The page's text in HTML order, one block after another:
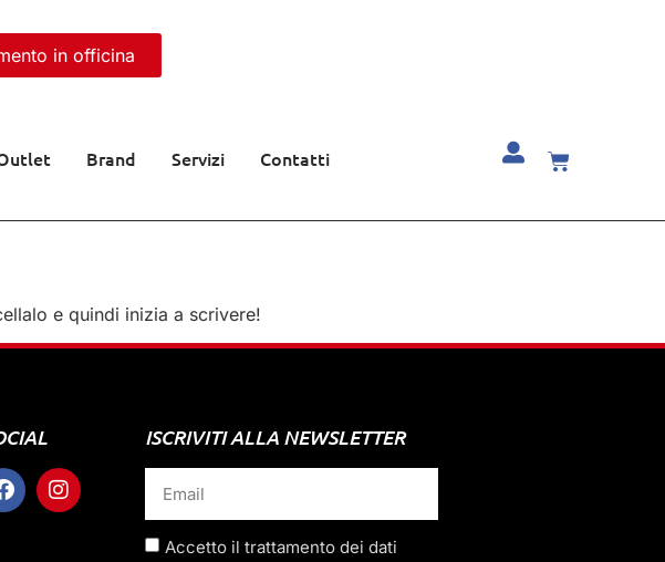
in officina
Brand Servizi Contatti
e quindi inizia a scrivere!
ISCRIVITI ALLA NEWSLETTER
Accetto il trattamento dei dati